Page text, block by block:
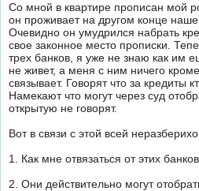
Со мной в квартире прописан мой
он проживает на другом конце
Очевидно он умудрился набрать
свое законное место прописки.
трех банков, я уже не знаю как им
не живет, а меня с ним ничего
связывает. Говорят что за кредиты
Намекают что могут через суд
открытую не говорят.
Вот в связи с этой всей
1. Как мне отвязаться от этих
2. Они действительно могут